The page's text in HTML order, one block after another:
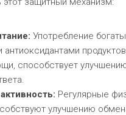
Употребление
антиоксидантами
способствует
Регулярные
улучшению